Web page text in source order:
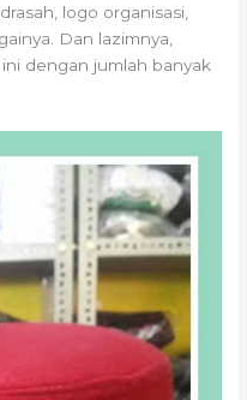
logo organisasi,
Dan lazimnya,
dengan jumlah banyak